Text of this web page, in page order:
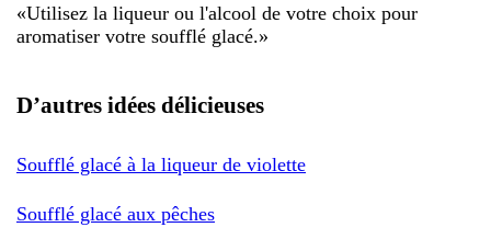
«Utilisez la liqueur ou l'alcool de votre choix pour
aromatiser votre soufflé glacé.»
D’autres idées délicieuses
Soufflé glacé à la liqueur de violette
Soufflé glacé aux pêches